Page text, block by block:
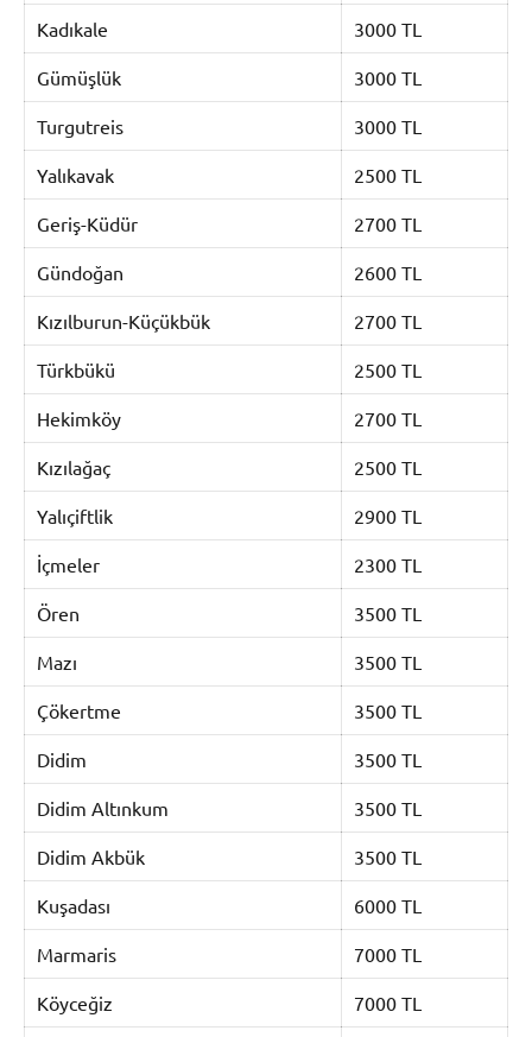
Kadıkale 3000 TL
Gümüşlük 3000 TL
Turgutreis 3000 TL
Yalıkavak 2500 TL
Geriş-Küdür 2700 TL
Gündoğan 2600 TL
Kızılburun-Küçükbük 2700 TL
Türkbükü 2500 TL
Hekimköy 2700 TL
Kızılağaç 2500 TL
Yalıçiftlik 2900 TL
İçmeler 2300 TL
Ören 3500 TL
Mazı 3500 TL
Çökertme 3500 TL
Didim 3500 TL
Didim Altınkum 3500 TL
Didim Akbük 3500 TL
Kuşadası 6000 TL
Marmaris 7000 TL
Köyceğiz 7000 TL